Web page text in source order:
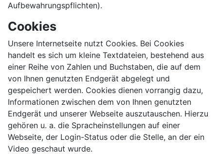
Aufbewahrungspflichten).
Cookies
Unsere Internetseite nutzt Cookies. Bei Cookies
handelt es sich um kleine Textdateien, bestehend aus
einer Reihe von Zahlen und Buchstaben, die auf dem
von Ihnen genutzten Endgerät abgelegt und
gespeichert werden. Cookies dienen vorrangig dazu,
Informationen zwischen dem von Ihnen genutzten
Endgerät und unserer Webseite auszutauschen. Hierzu
gehören u. a. die Spracheinstellungen auf einer
Webseite, der Login-Status oder die Stelle, an der ein
Video geschaut wurde.